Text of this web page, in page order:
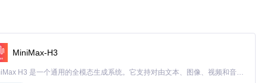
MiniMax-H3
MiniMax H3 是一个通用的全模态生成系统。它支持对由文本、图像、视频和音频组成的多模态上下文进行统一理解，并能生成分辨率高达 2K、时长可达 15 秒的带原生立体声音频的视频。得益于面向任务泛化的系统设计，H3 在预训练阶段就已具备广泛的多模态上下文理解与生成能力，能够出色地执行复杂的多模态指令。